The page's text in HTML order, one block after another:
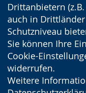
Drittanbietern
auch in
Schutzniveau
Sie können Ihre
Cookie-
widerrufen.
Weitere